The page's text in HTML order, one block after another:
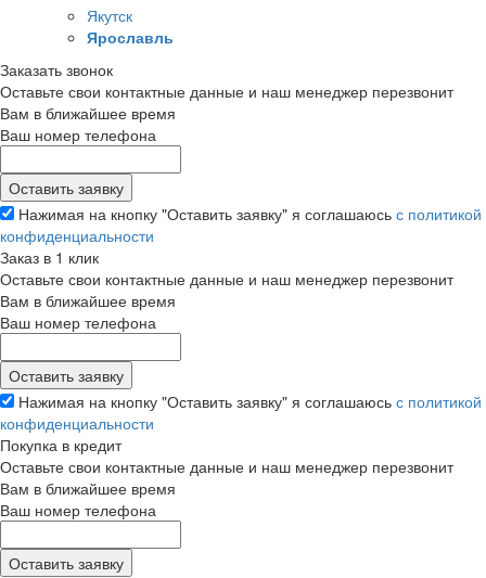
Якутск
Ярославль
Заказать звонок
Оставьте свои контактные данные и наш менеджер перезвонит
Вам в ближайшее время
Ваш номер телефона
Нажимая на кнопку "Оставить заявку" я соглашаюсь с политикой
конфиденциальности
Заказ в 1 клик
Оставьте свои контактные данные и наш менеджер перезвонит
Вам в ближайшее время
Ваш номер телефона
Нажимая на кнопку "Оставить заявку" я соглашаюсь с политикой
конфиденциальности
Покупка в кредит
Оставьте свои контактные данные и наш менеджер перезвонит
Вам в ближайшее время
Ваш номер телефона